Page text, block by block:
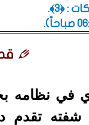
: ﴿3﴾.
.
في نظامه
شفته تقدم